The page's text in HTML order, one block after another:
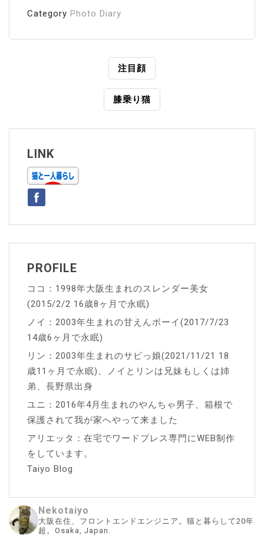
Category Photo Diary
ビ
ゲ
ー
シ
ョ
ン
注目顔
膝乗り猫
LINK
PROFILE
ココ：1998年大阪生まれのスレンダー美女
(2015/2/2 16歳8ヶ月で永眠)
ノイ：2003年生まれの甘えんボーイ(2017/7/23
14歳6ヶ月で永眠)
リン：2003年生まれのサビっ娘(2021/11/21 18
歳11ヶ月で永眠)、ノイとリンは兄妹もしくは姉
弟、長野県出身
ユニ：2016年4月生まれのやんちゃ男子、箱根で
保護されて我が家へやって来ました
アリエッタ：在宅でワードプレス専門にWEB制作
をしています。
Taiyo Blog
Nekotaiyo
大阪在住、フロントエンドエンジニア。猫と暮らして20年
超。Osaka, Japan.